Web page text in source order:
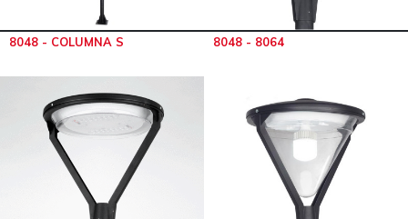
8048 - COLUMNA S 8048 - 8064